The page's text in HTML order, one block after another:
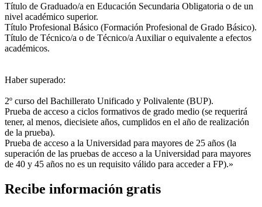
Título de Graduado/a en Educación Secundaria Obligatoria o de un
nivel académico superior.
Título Profesional Básico (Formación Profesional de Grado Básico).
Título de Técnico/a o de Técnico/a Auxiliar o equivalente a efectos
académicos.
Haber superado:
2º curso del Bachillerato Unificado y Polivalente (BUP).
Prueba de acceso a ciclos formativos de grado medio (se requerirá
tener, al menos, diecisiete años, cumplidos en el año de realización
de la prueba).
Prueba de acceso a la Universidad para mayores de 25 años (la
superación de las pruebas de acceso a la Universidad para mayores
de 40 y 45 años no es un requisito válido para acceder a FP).»
Recibe información gratis